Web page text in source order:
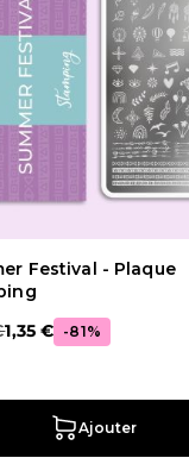
Festival - Plaque
1,35 € -81%
Ajouter